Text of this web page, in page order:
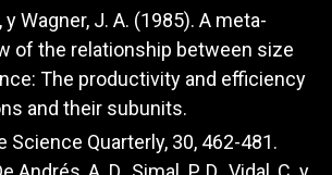
y Wagner, J. A. (1985). A meta-
of the relationship between size
The productivity and efficiency
and their subunits.
Science Quarterly, 30, 462-481.